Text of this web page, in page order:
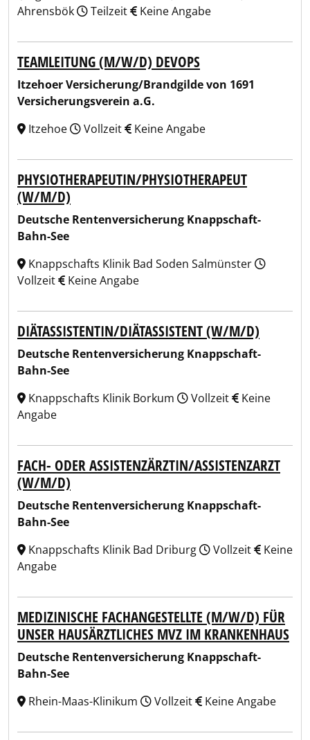
Ahrensbök
Teilzeit Keine Angabe
TEAMLEITUNG (M/W/D) DEVOPS
Itzehoer Versicherung/Brandgilde von 1691
Versicherungsverein a.G.
Itzehoe
Vollzeit Keine Angabe
PHYSIOTHERAPEUTIN/PHYSIOTHERAPEUT
(W/M/D)
Deutsche Rentenversicherung Knappschaft-
Bahn-See
Knappschafts Klinik Bad Soden Salmünster
Vollzeit
Keine Angabe
DIÄTASSISTENTIN/DIÄTASSISTENT (W/M/D)
Deutsche Rentenversicherung Knappschaft-
Bahn-See
Knappschafts Klinik Borkum
Vollzeit
Keine
Angabe
FACH- ODER ASSISTENZÄRZTIN/ASSISTENZARZT
(W/M/D)
Deutsche Rentenversicherung Knappschaft-
Bahn-See
Knappschafts Klinik Bad Driburg
Vollzeit
Keine
Angabe
MEDIZINISCHE FACHANGESTELLTE (M/W/D) FÜR
UNSER HAUSÄRZTLICHES MVZ IM KRANKENHAUS
Deutsche Rentenversicherung Knappschaft-
Bahn-See
Rhein-Maas-Klinikum
Vollzeit Keine Angabe